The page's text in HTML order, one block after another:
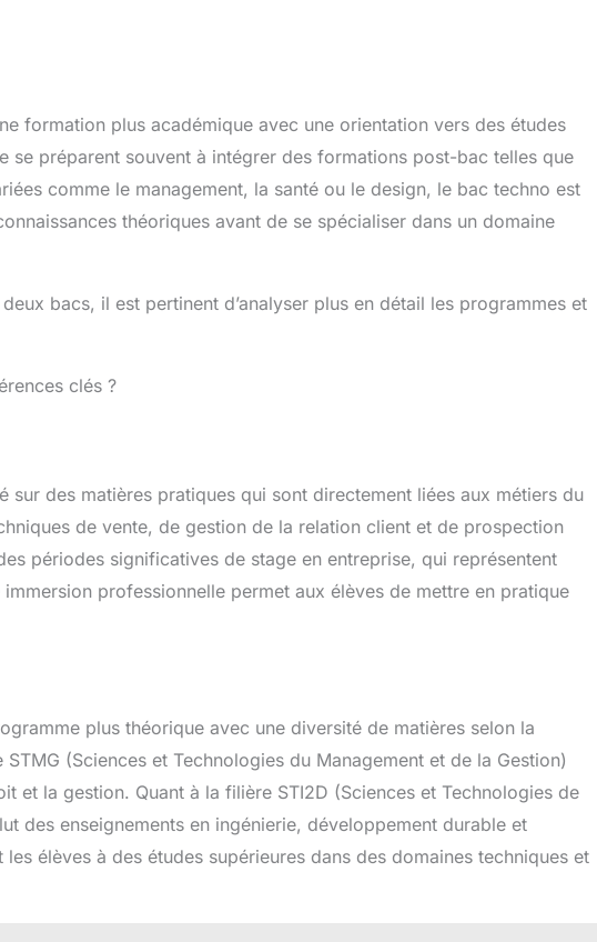
formation plus académique avec une orientation vers des études
se préparent souvent à intégrer des formations post-bac telles que
comme le management, la santé ou le design, le bac techno est
théoriques avant de se spécialiser dans un domaine
bacs, il est pertinent d’analyser plus en détail les programmes et
clés ?
des matières pratiques qui sont directement liées aux métiers du
de vente, de gestion de la relation client et de prospection
périodes significatives de stage en entreprise, qui représentent
professionnelle permet aux élèves de mettre en pratique
plus théorique avec une diversité de matières selon la
(Sciences et Technologies du Management et de la Gestion)
et la gestion. Quant à la filière STI2D (Sciences et Technologies de
des enseignements en ingénierie, développement durable et
élèves à des études supérieures dans des domaines techniques et